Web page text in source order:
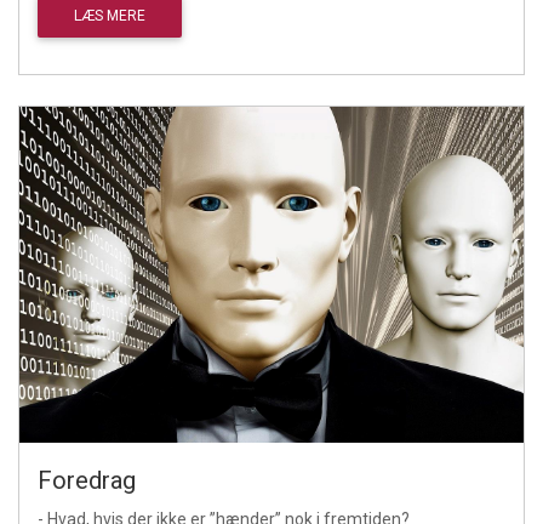
LÆS MERE
Foredrag
- Hvad, hvis der ikke er ”hænder” nok i fremtiden?